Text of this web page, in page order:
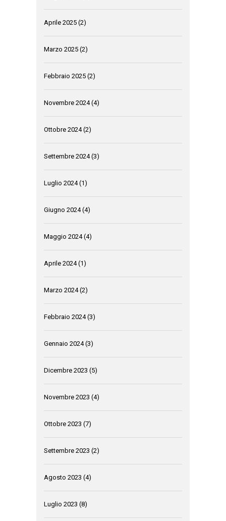
Aprile 2025 (2)
Marzo 2025 (2)
Febbraio 2025 (2)
Novembre 2024(4)
Ottobre 2024(2)
Settembre 2024(3)
Luglio 2024(1)
Giugno 2024(4)
Maggio 2024(4)
Aprile 2024(1)
Marzo 2024(2)
Febbraio 2024(3)
Gennaio 2024(3)
Dicembre 2023 (5)
Novembre 2023 (4)
Ottobre 2023 (7)
Settembre 2023 (2)
Agosto 2023 (4)
Luglio 2023 (8)